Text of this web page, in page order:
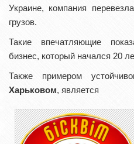
Украине, компания
грузов.
Такие впечатляющие
бизнес, который начался 20
Также примером
Харьковом, является